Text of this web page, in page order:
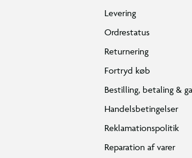
Skræm ræven
Den sultne ræv kan
Levering
Ordrestatus
Returnering
Fortryd køb
Bestilling, betaling &
Handelsbetingelser
Reklamationspolitik
Reparation af varer